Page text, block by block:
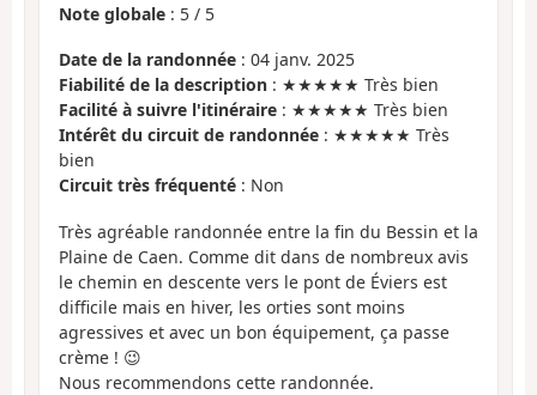
Note globale : 5 / 5
Date de la randonnée : 04 janv. 2025
Fiabilité de la description : ★★★★★ Très bien
Facilité à suivre l'itinéraire : ★★★★★ Très bien
Intérêt du circuit de randonnée : ★★★★★ Très
bien
Circuit très fréquenté : Non
Très agréable randonnée entre la fin du Bessin et la
Plaine de Caen. Comme dit dans de nombreux avis
le chemin en descente vers le pont de Éviers est
difficile mais en hiver, les orties sont moins
agressives et avec un bon équipement, ça passe
crème ! 😉
Nous recommendons cette randonnée.